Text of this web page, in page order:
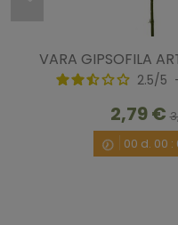
VARA GIPSOFILA
2.5/5
2,79 €
00 d. 00 :